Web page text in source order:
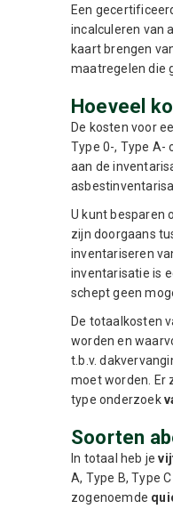
Een
incalculeren van
kaart brengen
maatregelen die
Hoeveel
De kosten voor
Type 0-, Type A-
aan de
U kunt besparen
zijn doorgaans
inventariseren
inventarisatie is
schept geen
De totaalkosten
worden en
t.b.v.
moet worden. Er
type onderzoek
Soorten
In totaal heb je
A, Type B, Type
zogenoemde